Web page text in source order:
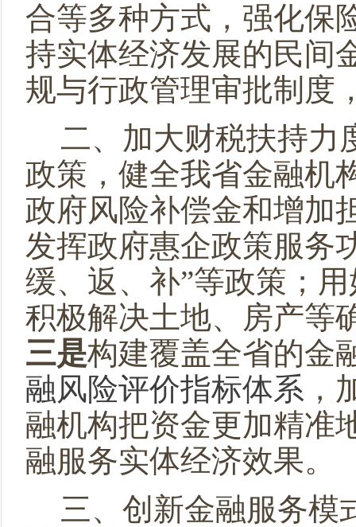
合等多种方式，强化保
持实体经济发展的民间
规与行政管理审批制度
二、加大财税扶持力
政策，健全我省金融机
政府风险补偿金和增加
发挥政府惠企政策服务
缓、返、补”等政策；
积极解决土地、房产等
三是构建覆盖全省的金
融风险评价指标体系 ，
融机构把资金更加精准
融服务实体经济效果。
三、创新金融服务模